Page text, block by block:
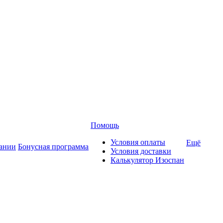
Бонусная программа
Помощь
Условия оплаты
Условия доставки
Калькулятор Изоспан
Ещё